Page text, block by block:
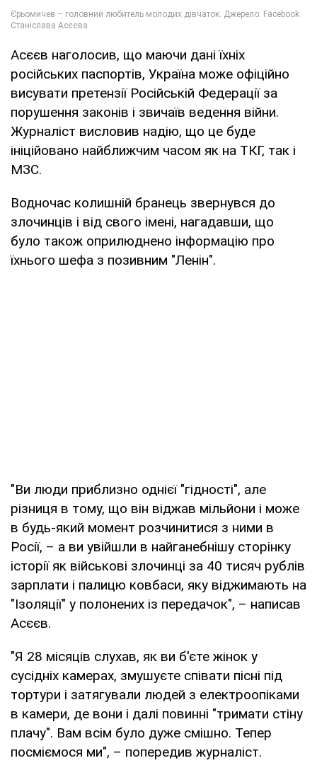
Асєєв наголосив, що маючи дані їхніх
російських паспортів, Україна може офіційно
висувати претензії Російській Федерації за
порушення законів і звичаїв ведення війни.
Журналіст висловив надію, що це буде
ініційовано найближчим часом як на ТКГ, так і
МЗС.
Водночас колишній бранець звернувся до
злочинців і від свого імені, нагадавши, що
було також оприлюднено інформацію про
їхнього шефа з позивним "Ленін".
"Ви люди приблизно однієї "гідності", але
різниця в тому, що він віджав мільйони і може
в будь-який момент розчинитися з ними в
Росії, – а ви увійшли в найганебнішу сторінку
історії як військові злочинці за 40 тисяч рублів
зарплати і палицю ковбаси, яку віджимають на
"Ізоляції" у полонених із передачок", – написав
Асєєв.
"Я 28 місяців слухав, як ви б'єте жінок у
сусідніх камерах, змушуєте співати пісні під
тортури і затягували людей з електроопіками
в камери, де вони і далі повинні "тримати стіну
плачу". Вам всім було дуже смішно. Тепер
посміємося ми", – попередив журналіст.